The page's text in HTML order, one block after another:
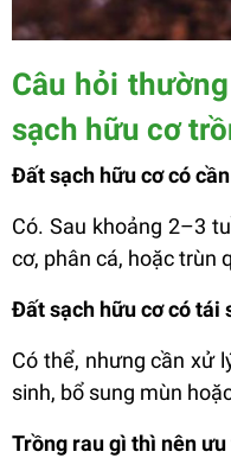
Câu hỏi
sạch hữu cơ
Đất sạch hữu cơ có
Có. Sau khoảng 2–3
cơ, phân cá, hoặc trùn
Đất sạch hữu cơ có tái
Có thể, nhưng cần xử
sinh, bổ sung mùn
Trồng rau gì thì nên